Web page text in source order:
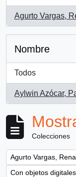
Agurto Vargas,
, 1 resultados
Nombre
Todos
Aylwin Azócar,
, 1 resultados
Colecciones
Remove filter:
Agurto Vargas,
Remove filter:
Con objetos digitales